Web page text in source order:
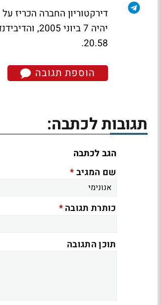
20.58.
הוספת תגובה
תגובות לכתבה:
הגב לכתבה
שם המגיב*
כותרת תגובה*
תוכן התגובה